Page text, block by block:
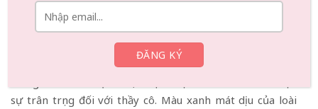
Cẩm tú cầu- biểu tượng của lòng biết ơn sâu sắc
Cẩm tú cầu xanh – biểu tượng của lòng biết ơn sâu sắc
sự trân trọng đối với thầy cô. Màu xanh mát dịu của loài